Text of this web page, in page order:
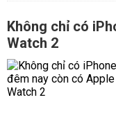
Không chỉ có
Watch 2